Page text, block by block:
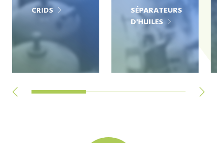
CRIDS
SÉPARATEURS
D'HUILES